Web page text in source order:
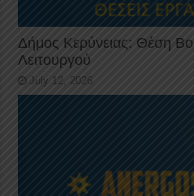
Δήμος Κερύνειας: Θέση
Λειτουργού
July 12, 2026